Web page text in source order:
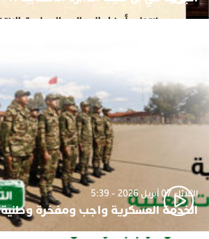
الثلاثاء 07 أبريل 2026 - 5:39
الخدمة العسكرية واجب ومفخرة وطنية